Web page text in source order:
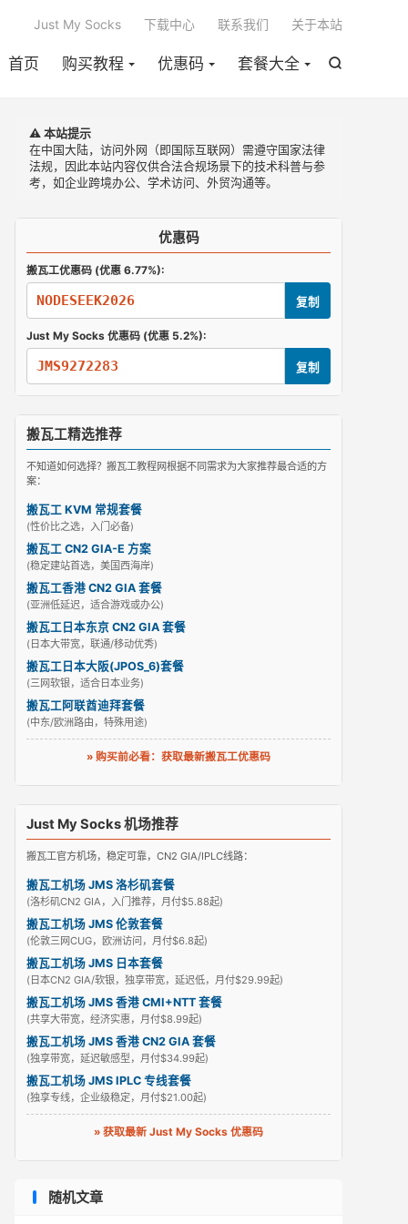

首页 购买教程 优惠码 套餐大全
Just My Socks 下载中心 联系我们 关于本站
⚠️ 本站提示
在中国大陆，访问外网（即国际互联网）需遵守国家法律
法规，因此本站内容仅供合法合规场景下的技术科普与参
考，如企业跨境办公、学术访问、外贸沟通等。
优惠码
搬瓦工优惠码 (优惠 6.77%):
NODESEEK2026 复制
Just My Socks 优惠码 (优惠 5.2%):
JMS9272283 复制
搬瓦工精选推荐
不知道如何选择？搬瓦工教程网根据不同需求为大家推荐最合适的方
案：
搬瓦工 KVM 常规套餐
(性价比之选，入门必备)
搬瓦工 CN2 GIA-E 方案
(稳定建站首选，美国西海岸)
搬瓦工香港 CN2 GIA 套餐
(亚洲低延迟，适合游戏或办公)
搬瓦工日本东京 CN2 GIA 套餐
(日本大带宽，联通/移动优秀)
搬瓦工日本大阪(JPOS_6)套餐
(三网软银，适合日本业务)
搬瓦工阿联酋迪拜套餐
(中东/欧洲路由，特殊用途)
» 购买前必看：获取最新搬瓦工优惠码
Just My Socks 机场推荐
搬瓦工官方机场，稳定可靠，CN2 GIA/IPLC线路：
搬瓦工机场 JMS 洛杉矶套餐
(洛杉矶CN2 GIA，入门推荐，月付$5.88起)
搬瓦工机场 JMS 伦敦套餐
(伦敦三网CUG，欧洲访问，月付$6.8起)
搬瓦工机场 JMS 日本套餐
(日本CN2 GIA/软银，独享带宽，延迟低，月付$29.99起)
搬瓦工机场 JMS 香港 CMI+NTT 套餐
(共享大带宽，经济实惠，月付$8.99起)
搬瓦工机场 JMS 香港 CN2 GIA 套餐
(独享带宽，延迟敏感型，月付$34.99起)
搬瓦工机场 JMS IPLC 专线套餐
(独享专线，企业级稳定，月付$21.00起)
» 获取最新 Just My Socks 优惠码
随机文章